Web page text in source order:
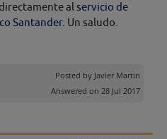
al servicio de
Santander. Un saludo.
Posted by Javier Martin
Answered on 28 Jul 2017